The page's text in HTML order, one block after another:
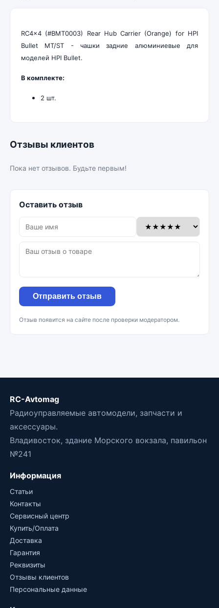
RC4x4 (#BMT0003) Rear Hub Carrier (Orange) for HPI
Bullet MT/ST - чашки задние алюминиевые для
моделей HPI Bullet.
В комплекте:
2 шт.
Отзывы клиентов
Пока нет отзывов. Будьте первым!
Оставить отзыв
Отправить отзыв
Отзыв появится на сайте после проверки модератором.
RC-Avtomag
Радиоуправляемые автомодели, запчасти и
аксессуары.
Владивосток, здание Морского вокзала, павильон
№241
Информация
Статьи
Контакты
Сервисный центр
Купить/Оплата
Доставка
Гарантия
Реквизиты
Отзывы клиентов
Персональные данные